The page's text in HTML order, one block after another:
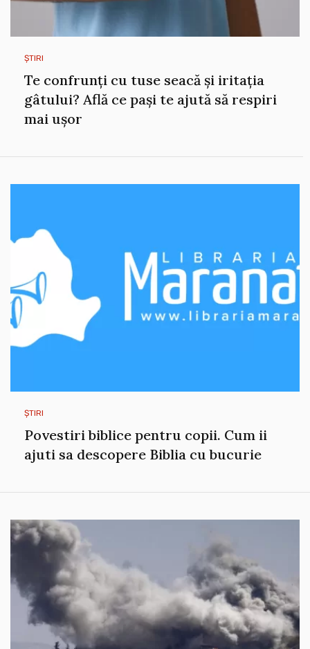
ȘTIRI
Te confrunți cu tuse seacă și iritația
gâtului? Află ce pași te ajută să respiri
mai ușor
ȘTIRI
Povestiri biblice pentru copii. Cum ii
ajuti sa descopere Biblia cu bucurie